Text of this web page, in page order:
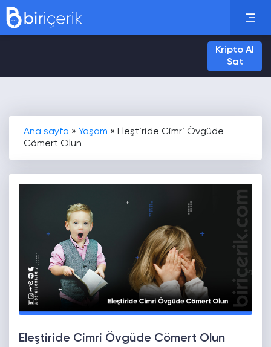
Kripto Al
Sat
Ana sayfa » Yaşam » Eleştiride Cimri Övgüde
Cömert Olun
Eleştiride Cimri Övgüde Cömert Olun